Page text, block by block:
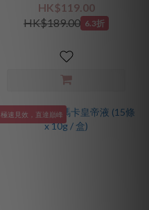
HK$119.00
HK$189.00 6.3折
極速見效，直達巔峰